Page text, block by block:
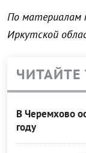
По материалам
Иркутской
ЧИТАЙТЕ
В Черемхово
году